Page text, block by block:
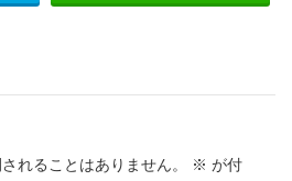
れることはありません。 ※ が付